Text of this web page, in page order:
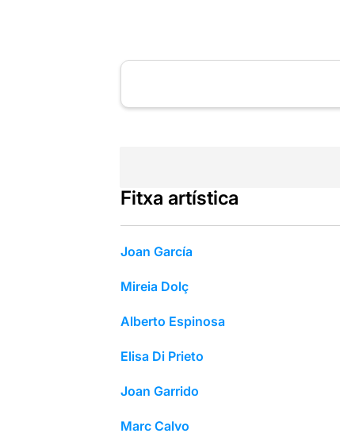
Fitxa artística
Joan García
Mireia Dolç
Alberto Espinosa
Elisa Di Prieto
Joan Garrido
Marc Calvo